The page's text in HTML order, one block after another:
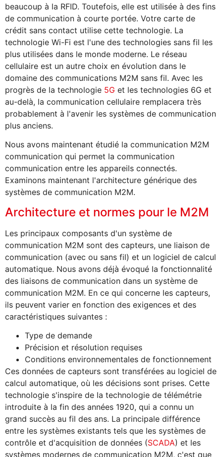
beaucoup à la RFID. Toutefois, elle est utilisée à des fins
de communication à courte portée. Votre carte de
crédit sans contact utilise cette technologie. La
technologie Wi-Fi est l'une des technologies sans fil les
plus utilisées dans le monde moderne. Le réseau
cellulaire est un autre choix en évolution dans le
domaine des communications M2M sans fil. Avec les
progrès de la technologie 5G et les technologies 6G et
au-delà, la communication cellulaire remplacera très
probablement à l'avenir les systèmes de communication
plus anciens.
Nous avons maintenant étudié la communication M2M
communication qui permet la communication
communication entre les appareils connectés.
Examinons maintenant l'architecture générique des
systèmes de communication M2M.
Architecture et normes pour le M2M
Les principaux composants d'un système de
communication M2M sont des capteurs, une liaison de
communication (avec ou sans fil) et un logiciel de calcul
automatique. Nous avons déjà évoqué la fonctionnalité
des liaisons de communication dans un système de
communication M2M. En ce qui concerne les capteurs,
ils peuvent varier en fonction des exigences et des
caractéristiques suivantes :
Type de demande
Précision et résolution requises
Conditions environnementales de fonctionnement
Ces données de capteurs sont transférées au logiciel de
calcul automatique, où les décisions sont prises. Cette
technologie s'inspire de la technologie de télémétrie
introduite à la fin des années 1920, qui a connu un
grand succès au fil des ans. La principale différence
entre les systèmes existants tels que les systèmes de
contrôle et d'acquisition de données (SCADA) et les
systèmes modernes de communication M2M, c'est que